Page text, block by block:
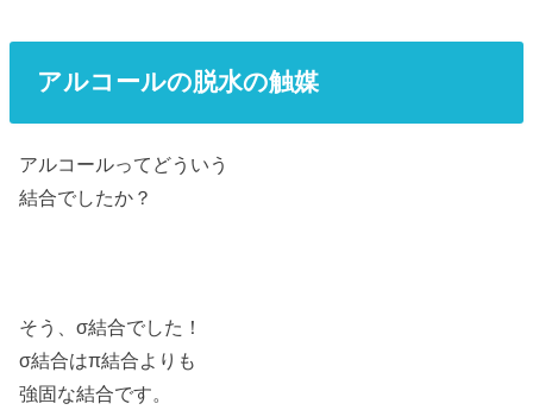
アルコールの脱水の触媒
アルコールってどういう
結合でしたか？
そう、σ結合でした！
σ結合はπ結合よりも
強固な結合です。